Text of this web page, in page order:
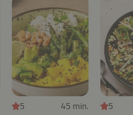
5 45 min. 5